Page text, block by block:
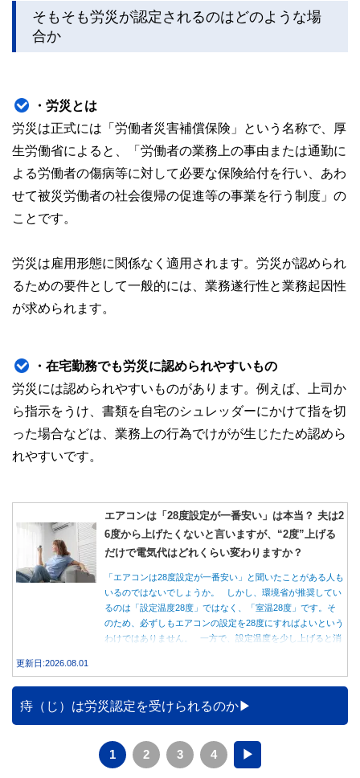
をわかりやすく発信している点です。
執筆者・監修者による執筆体制を築くことで、内容のわかり
私たちは、快適でより良い生活のアイデアを提供するお金の
コンシェルジュを目指します。
そもそも労災が認定されるのはどのような場
合か
・労災とは
労災は正式には「労働者災害補償保険」という名称で、厚
生労働省によると、「労働者の業務上の事由または通勤に
よる労働者の傷病等に対して必要な保険給付を行い、あわ
せて被災労働者の社会復帰の促進等の事業を行う制度」の
ことです。
労災は雇用形態に関係なく適用されます。労災が認められ
るための要件として一般的には、業務遂行性と業務起因性
が求められます。
・在宅勤務でも労災に認められやすいもの
労災には認められやすいものがあります。例えば、上司か
ら指示をうけ、書類を自宅のシュレッダーにかけて指を切
った場合などは、業務上の行為でけがが生じたため認めら
れやすいです。
エアコンは「28度設定が一番安い」は本当？ 夫は2
6度から上げたくないと言いますが、“2度”上げる
だけで電気代はどれくらい変わりますか？
「エアコンは28度設定が一番安い」と聞いたことがある人も
いるのではないでしょうか。 しかし、環境省が推奨してい
るのは「設定温度28度」ではなく、「室温28度」です。そ
のため、必ずしもエアコンの設定を28度にすればよいという
わけではありません。 一方で、設定温度を少し上げると消
データをもとに、節約効果の目安と快適に過ごすためのポイ
ントを分かりやすく解説します。
更新日:2026.08.01
痔（じ）は労災認定を受けられるのか
1 2 3 4 ▶